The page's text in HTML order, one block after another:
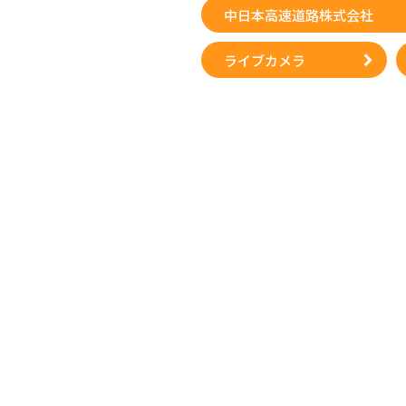
中日本高速道路株式会社
ライブカメラ